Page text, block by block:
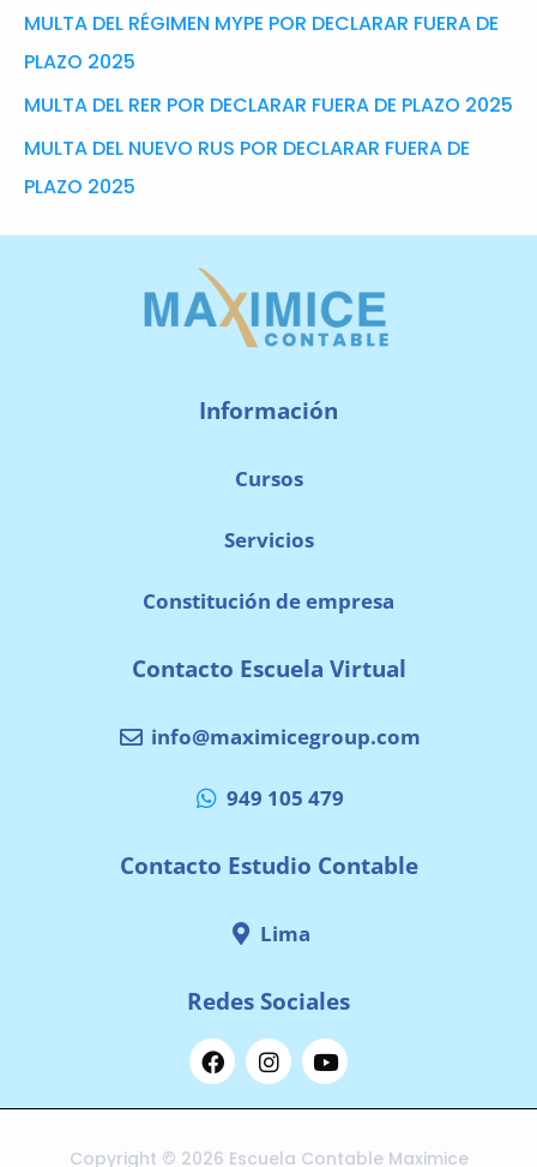
MULTA DEL RÉGIMEN MYPE POR DECLARAR FUERA DE
PLAZO 2025
MULTA DEL RER POR DECLARAR FUERA DE PLAZO 2025
MULTA DEL NUEVO RUS POR DECLARAR FUERA DE
PLAZO 2025
Información
Cursos
Servicios
Constitución de empresa
Contacto Escuela Virtual
info@maximicegroup.com
949 105 479
Contacto Estudio Contable
Lima
Redes Sociales
Copyright © 2026 Escuela Contable Maximice